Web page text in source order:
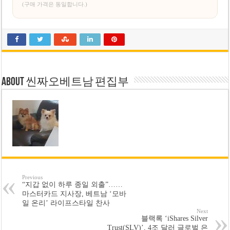
(구매 가격은 동일합니다.)
About 씬짜오베트남 편집부
Previous
“지갑 없이 하루 종일 외출”……
마스터카드 지사장, 베트남 ‘모바
일 온리’ 라이프스타일 찬사
Next
블랙록 ‘iShares Silver
Trust(SLV)’, 4조 달러 글로벌 은